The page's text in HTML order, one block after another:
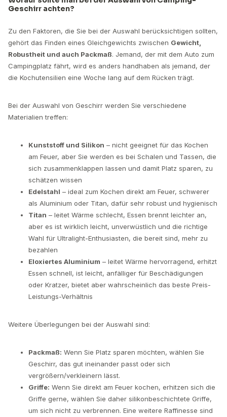
Geschirr achten?
Zu den Faktoren, die Sie bei der Auswahl berücksichtigen sollten,
gehört das Finden eines Gleichgewichts zwischen Gewicht,
Robustheit und auch Packmaß. Jemand, der mit dem Auto zum
Campingplatz fährt, wird es anders handhaben als jemand, der
die Kochutensilien eine Woche lang auf dem Rücken trägt.
Bei der Auswahl von Geschirr werden Sie verschiedene
Materialien treffen:
Kunststoff und Silikon – nicht geeignet für das Kochen
am Feuer, aber Sie werden es bei Schalen und Tassen, die
sich zusammenklappen lassen und damit Platz sparen, zu
schätzen wissen
Edelstahl – ideal zum Kochen direkt am Feuer, schwerer
als Aluminium oder Titan, dafür sehr robust und hygienisch
Titan – leitet Wärme schlecht, Essen brennt leichter an,
aber es ist wirklich leicht, unverwüstlich und die richtige
Wahl für Ultralight-Enthusiasten, die bereit sind, mehr zu
bezahlen
Eloxiertes Aluminium – leitet Wärme hervorragend, erhitzt
Essen schnell, ist leicht, anfälliger für Beschädigungen
oder Kratzer, bietet aber wahrscheinlich das beste Preis-
Leistungs-Verhältnis
Weitere Überlegungen bei der Auswahl sind:
Packmaß: Wenn Sie Platz sparen möchten, wählen Sie
Geschirr, das gut ineinander passt oder sich
vergrößern/verkleinern lässt.
Griffe: Wenn Sie direkt am Feuer kochen, erhitzen sich die
Griffe gerne, wählen Sie daher silikonbeschichtete Griffe,
um sich nicht zu verbrennen. Eine weitere Raffinesse sind